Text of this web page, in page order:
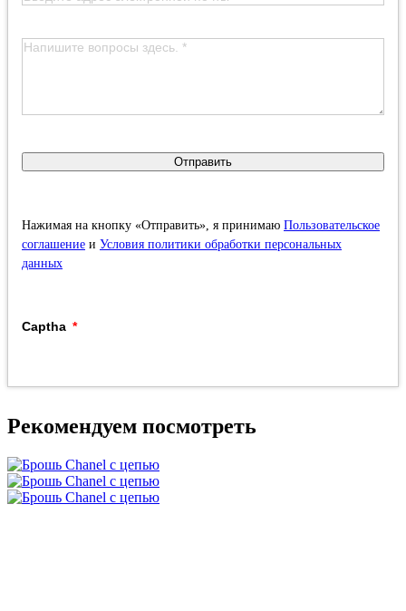
Отправить
Нажимая на кнопку «Отправить», я принимаю Пользовательское
соглашение и Условия политики обработки персональных
данных
Captha
Рекомендуем посмотреть